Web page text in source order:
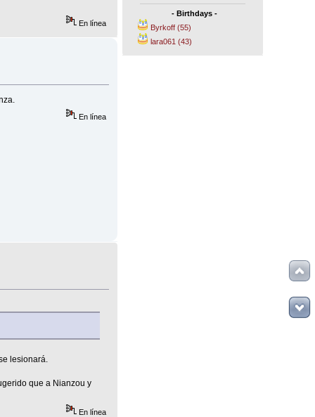
En línea
En línea
lesionará.
que a Nianzou y
En línea
- Birthdays -
Byrkoff (55)
lara061 (43)